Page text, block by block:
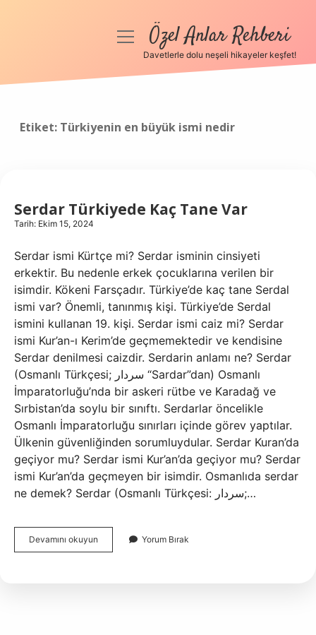
Anasayfa
menüyüÖzel Anlar Rehberi
Davetlerle dolu neşeli hikayeler keşfet!
Etiket: Türkiyenin en büyük ismi nedir
Serdar Türkiyede Kaç Tane Var
Tarih: Ekim 15, 2024
Serdar ismi Kürtçe mi? Serdar isminin cinsiyeti
erkektir. Bu nedenle erkek çocuklarına verilen bir
isimdir. Kökeni Farsçadır. Türkiye’de kaç tane Serdal
ismi var? Önemli, tanınmış kişi. Türkiye’de Serdal
ismini kullanan 19. kişi. Serdar ismi caiz mi? Serdar
ismi Kur’an-ı Kerim’de geçmemektedir ve kendisine
Serdar denilmesi caizdir. Serdarin anlamı ne? Serdar
(Osmanlı Türkçesi; سردار “Sardar”dan) Osmanlı
İmparatorluğu’nda bir askeri rütbe ve Karadağ ve
Sırbistan’da soylu bir sınıftı. Serdarlar öncelikle
Osmanlı İmparatorluğu sınırları içinde görev yaptılar.
Ülkenin güvenliğinden sorumluydular. Serdar Kuran’da
geçiyor mu? Serdar ismi Kur’an’da geçiyor mu? Serdar
ismi Kur’an’da geçmeyen bir isimdir. Osmanlıda serdar
ne demek? Serdar (Osmanlı Türkçesi: سردار;…
Devamını okuyun
Türkiyede
Yorum Bırak